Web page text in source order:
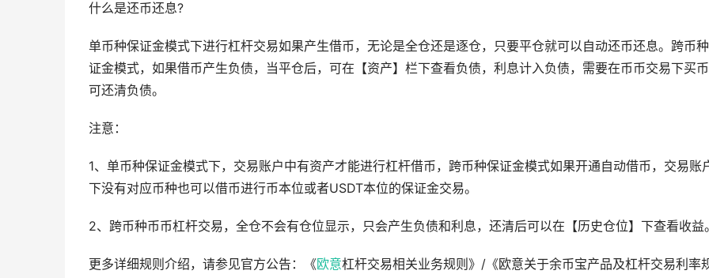
什么是还币还息?
单币种保证金模式下进行杠杆交易如果产生借币，无论是全仓还是逐仓，只要平仓就可以自动还币还息。跨币
证金模式，如果借币产生负债，当平仓后，可在【资产】栏下查看负债，利息计入负债，需要在币币交易下买
可还清负债。
注意：
1、单币种保证金模式下，交易账户中有资产才能进行杠杆借币，跨币种保证金模式如果开通自动借币，交易账
下没有对应币种也可以借币进行币本位或者USDT本位的保证金交易。
2、跨币种币币杠杆交易，全仓不会有仓位显示，只会产生负债和利息，还清后可以在【历史仓位】下查看收益
更多详细规则介绍，请参见官方公告：《欧意杠杆交易相关业务规则》/《欧意关于余币宝产品及杠杆交易利率